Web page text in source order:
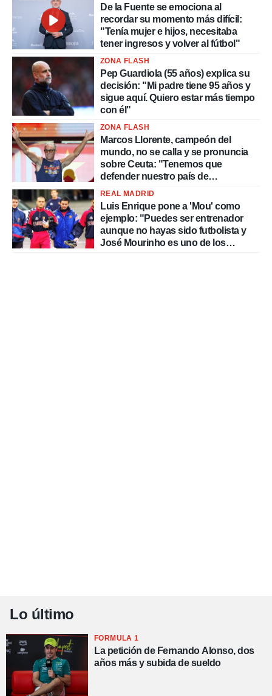
De la Fuente se emociona al
recordar su momento más difícil:
"Tenía mujer e hijos, necesitaba
tener ingresos y volver al fútbol"
ZONA FLASH
Pep Guardiola (55 años) explica su
decisión: "Mi padre tiene 95 años y
sigue aquí. Quiero estar más tiempo
con él"
ZONA FLASH
Marcos Llorente, campeón del
mundo, no se calla y se pronuncia
sobre Ceuta: "Tenemos que
defender nuestro país de
delincuentes"
REAL MADRID
Luis Enrique pone a 'Mou' como
ejemplo: "Puedes ser entrenador
aunque no hayas sido futbolista y
José Mourinho es uno de los
Lo último
FORMULA 1
La petición de Fernando Alonso, dos
años más y subida de sueldo